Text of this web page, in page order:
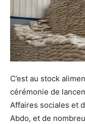
C’est au stock
cérémonie de
Affaires sociales et
Abdo, et de